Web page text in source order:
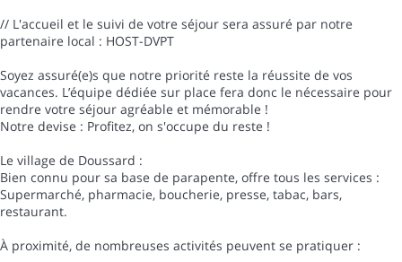
// L'accueil et le suivi de votre séjour sera assuré par notre
partenaire local : HOST-DVPT
Soyez assuré(e)s que notre priorité reste la réussite de vos
vacances. L’équipe dédiée sur place fera donc le nécessaire pour
rendre votre séjour agréable et mémorable !
Notre devise : Profitez, on s'occupe du reste !
Le village de Doussard :
Bien connu pour sa base de parapente, offre tous les services :
Supermarché, pharmacie, boucherie, presse, tabac, bars,
restaurant.
À proximité, de nombreuses activités peuvent se pratiquer :